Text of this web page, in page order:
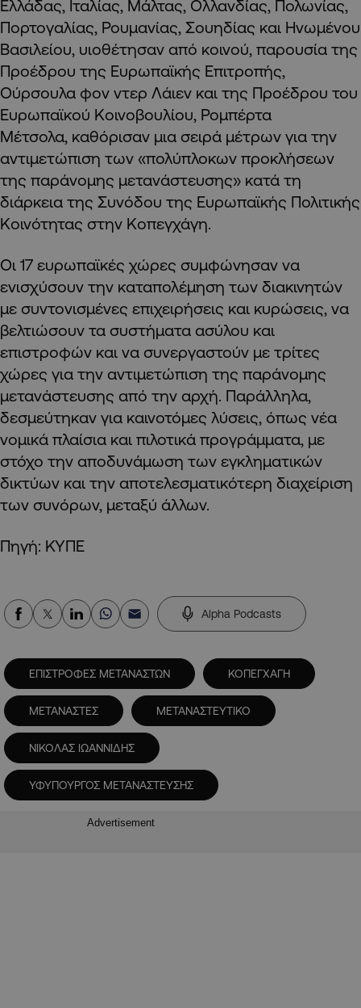
Ελλάδας, Ιταλίας, Μάλτας, Ολλανδίας, Πολωνίας,
Πορτογαλίας, Ρουμανίας, Σουηδίας και Ηνωμένου
Βασιλείου, υιοθέτησαν από κοινού, παρουσία της
Προέδρου της Ευρωπαϊκής Επιτροπής,
Ούρσουλα φον ντερ Λάιεν και της Προέδρου του
Ευρωπαϊκού Κοινοβουλίου, Ρομπέρτα
Μέτσολα, καθόρισαν μια σειρά μέτρων για την
αντιμετώπιση των «πολύπλοκων προκλήσεων
της παράνομης μετανάστευσης» κατά τη
διάρκεια της Συνόδου της Ευρωπαϊκής Πολιτικής
Κοινότητας στην Κοπεγχάγη.
Οι 17 ευρωπαϊκές χώρες συμφώνησαν να
ενισχύσουν την καταπολέμηση των διακινητών
με συντονισμένες επιχειρήσεις και κυρώσεις, να
βελτιώσουν τα συστήματα ασύλου και
επιστροφών και να συνεργαστούν με τρίτες
χώρες για την αντιμετώπιση της παράνομης
μετανάστευσης από την αρχή. Παράλληλα,
δεσμεύτηκαν για καινοτόμες λύσεις, όπως νέα
νομικά πλαίσια και πιλοτικά προγράμματα, με
στόχο την αποδυνάμωση των εγκληματικών
δικτύων και την αποτελεσματικότερη διαχείριση
των συνόρων, μεταξύ άλλων.
Πηγή: ΚΥΠΕ
Alpha Podcasts
ΕΠΙΣΤΡΟΦΕΣ ΜΕΤΑΝΑΣΤΩΝ ΚΟΠΕΓΧΑΓΗ
ΜΕΤΑΝΑΣΤΕΣ ΜΕΤΑΝΑΣΤΕΥΤΙΚΟ
ΝΙΚΟΛΑΣ ΙΩΑΝΝΙΔΗΣ
ΥΦΥΠΟΥΡΓΟΣ ΜΕΤΑΝΑΣΤΕΥΣΗΣ
Advertisement